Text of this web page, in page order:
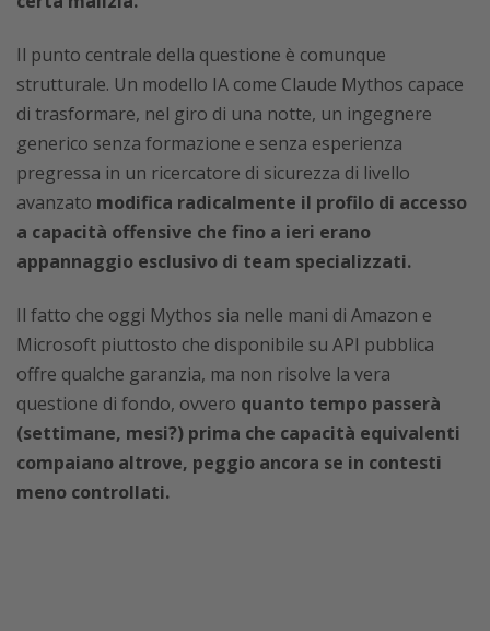
Il punto centrale della questione è comunque
strutturale. Un modello IA come Claude Mythos capace
di trasformare, nel giro di una notte, un ingegnere
generico senza formazione e senza esperienza
pregressa in un ricercatore di sicurezza di livello
avanzato modifica radicalmente il profilo di accesso
a capacità offensive che fino a ieri erano
appannaggio esclusivo di team specializzati.
Il fatto che oggi Mythos sia nelle mani di Amazon e
Microsoft piuttosto che disponibile su API pubblica
offre qualche garanzia, ma non risolve la vera
questione di fondo, ovvero quanto tempo passerà
(settimane, mesi?) prima che capacità equivalenti
compaiano altrove, peggio ancora se in contesti
meno controllati.